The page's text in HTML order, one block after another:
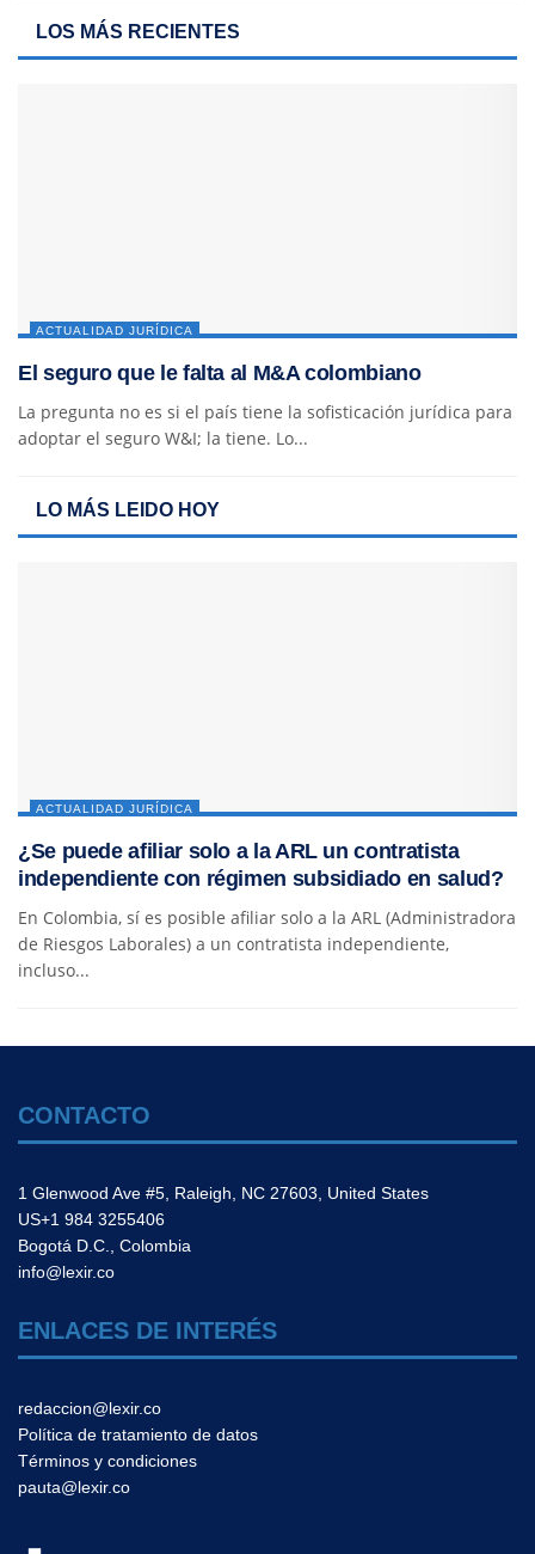
LOS MÁS RECIENTES
ACTUALIDAD JURÍDICA
El seguro que le falta al M&A colombiano
La pregunta no es si el país tiene la sofisticación jurídica para
adoptar el seguro W&I; la tiene. Lo...
LO MÁS LEIDO HOY
ACTUALIDAD JURÍDICA
¿Se puede afiliar solo a la ARL un contratista
independiente con régimen subsidiado en salud?
En Colombia, sí es posible afiliar solo a la ARL (Administradora
de Riesgos Laborales) a un contratista independiente,
incluso...
CONTACTO
1 Glenwood Ave #5, Raleigh, NC 27603, United States
US+1 984 3255406
Bogotá D.C., Colombia
info@lexir.co
ENLACES DE INTERÉS
redaccion@lexir.co
Política de tratamiento de datos
Términos y condiciones
pauta@lexir.co